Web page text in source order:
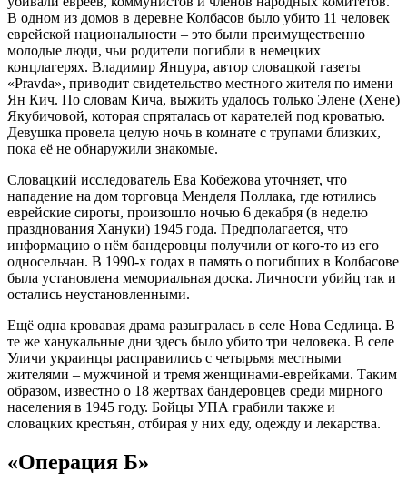
В одном из домов в деревне Колбасов было убито 11 человек
еврейской национальности – это были преимущественно
молодые люди, чьи родители погибли в немецких
концлагерях. Владимир Янцура, автор словацкой газеты
«Pravda», приводит свидетельство местного жителя по имени
Ян Кич. По словам Кича, выжить удалось только Элене (Хене)
Якубичовой, которая спряталась от карателей под кроватью.
Девушка провела целую ночь в комнате с трупами близких,
пока её не обнаружили знакомые.
Словацкий исследователь Ева Кобежова уточняет, что
нападение на дом торговца Менделя Поллака, где ютились
еврейские сироты, произошло ночью 6 декабря (в неделю
празднования Хануки) 1945 года. Предполагается, что
информацию о нём бандеровцы получили от кого-то из его
односельчан. В 1990-х годах в память о погибших в Колбасове
была установлена мемориальная доска. Личности убийц так и
остались неустановленными.
Ещё одна кровавая драма разыгралась в селе Нова Седлица. В
те же ханукальные дни здесь было убито три человека. В селе
Уличи украинцы расправились с четырьмя местными
жителями – мужчиной и тремя женщинами-еврейками. Таким
образом, известно о 18 жертвах бандеровцев среди мирного
населения в 1945 году. Бойцы УПА грабили также и
словацких крестьян, отбирая у них еду, одежду и лекарства.
«Операция Б»